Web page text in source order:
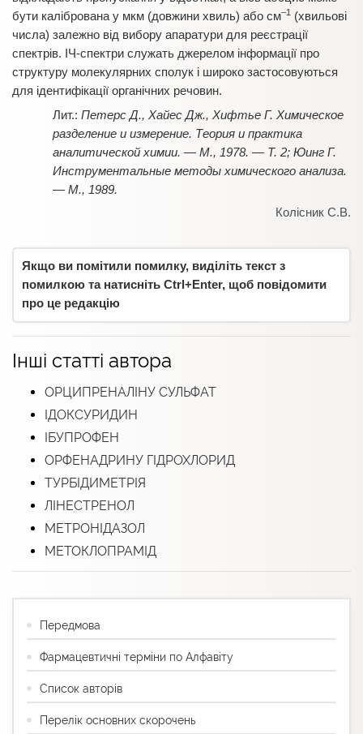
бути калібрована у мкм (довжини хвиль) або см–1 (хвильові
числа) залежно від вибору апаратури для реєстрації
спектрів. ІЧ-спектри служать джерелом інформації про
структуру молекулярних сполук і широко застосовуються
для ідентифікації органічних речовин.
Петерс Д., Хайес Дж., Хифтье Г. Химическое
разделение и измерение. Теория и практика
аналитической химии. — М., 1978. — Т. 2; Юинг Г.
Инструментальные методы химического анализа.
— М., 1989.
Колісник С.В.
Якщо ви помітили помилку, виділіть текст з
помилкою та натисніть Ctrl+Enter, щоб повідомити
про це редакцію
Інші статті автора
ОРЦИПРЕНАЛІНУ СУЛЬФАТ
ІДОКСУРИДИН
ІБУПРОФЕН
ОРФЕНАДРИНУ ГІДРОХЛОРИД
ТУРБІДИМЕТРІЯ
ЛІНЕСТРЕНОЛ
МЕТРОНІДАЗОЛ
МЕТОКЛОПРАМІД
Передмова
Фармацевтичні терміни по Алфавіту
Список авторів
Перелік основних скорочень